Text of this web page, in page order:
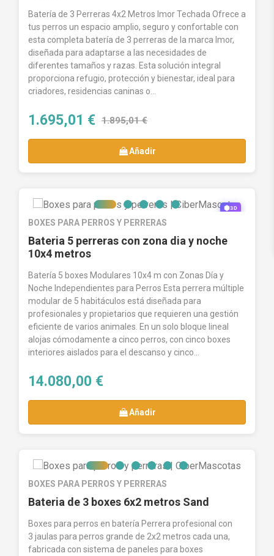
número de perros y al tipo de instalación.
Como fabricantes, si no encuentras la
estructura exacta que necesitas,
diseñamos tu box a medida(en
acabados como chapa galvanizada, malla
ofrecemos un presupuesto personalizado
paracomprar tu perreraideal sin
Batería de 3 Perreras 4x2 Metros Imor Techada Ofrece a
tus perros un espacio amplio, seguro y confortable con
esta completa batería de 3 perreras de la marca Imor,
diseñada para adaptarse a las necesidades de
diferentes tamaños y razas. Esta solución integral
proporciona refugio, protección y bienestar, ideal para
criadores, residencias caninas o...
1.695,01 € 1.895,01 €
Añadir
3D
BOXES PARA PERROS Y PERRERAS
Bateria 5 perreras con zona dia y noche
10x4 metros
Batería 5 boxes Modulares 10x4 m con Zonas Día y
Noche Independientes para Perros Esta perrera múltiple
modular de 5 habitáculos está diseñada para
profesionales y propietarios que requieren una gestión
eficiente de varios animales. En un solo bloque lineal
alojas cómodamente a cinco perros, con cinco boxes
interiores aislados para el descanso y cinco...
14.080,00 €
Añadir
BOXES PARA PERROS Y PERRERAS
Bateria de 3 boxes 6x2 metros Sand
Boxes para perros en batería Perrera profesional con
3 jaulas para perros grande de 2x2 metros cada una,
fabricada con sistema de paneles para boxes